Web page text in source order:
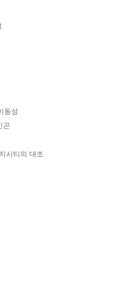
동성
곤
시티의 대조